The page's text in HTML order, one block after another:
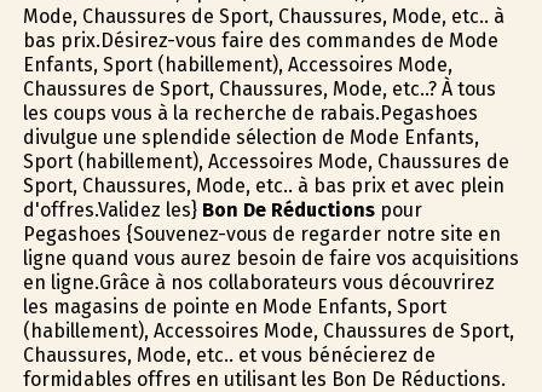
Mode, Chaussures de Sport, Chaussures, Mode, etc.. à
bas prix.Désirez-vous faire des commandes de Mode
Enfants, Sport (habillement), Accessoires Mode,
Chaussures de Sport, Chaussures, Mode, etc..? À tous
les coups vous à la recherche de rabais.Pegashoes
divulgue une splendide sélection de Mode Enfants,
Sport (habillement), Accessoires Mode, Chaussures de
Sport, Chaussures, Mode, etc.. à bas prix et avec plein
d'offres.Validez les} Bon De Réductionspour
Pegashoes {Souvenez-vous de regarder notre site en
ligne quand vous aurez besoin de faire vos acquisitions
en ligne.Grâce à nos collaborateurs vous découvrirez
les magasins de pointe en Mode Enfants, Sport
(habillement), Accessoires Mode, Chaussures de Sport,
Chaussures, Mode, etc.. et vous bénéficierez de
formidables offres en utilisant les Bon De Réductions.